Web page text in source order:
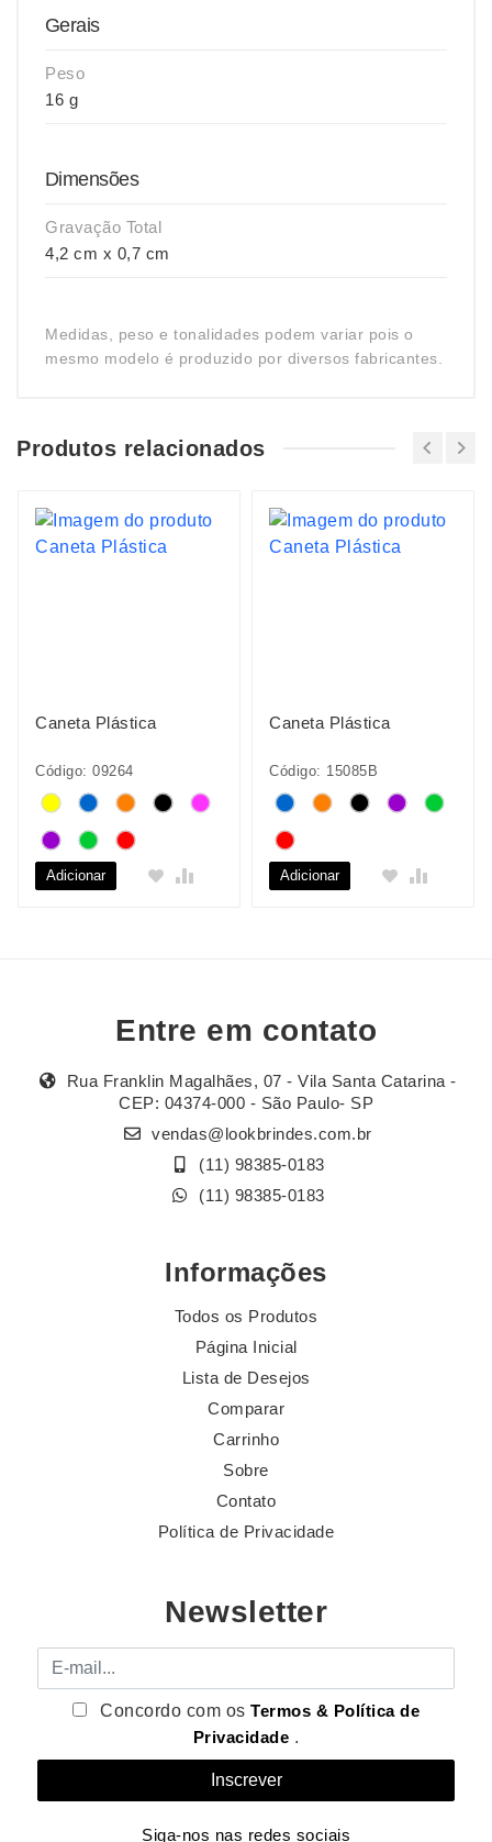
Gerais
Peso
16 g
Dimensões
Gravação Total
4,2 cm x 0,7 cm
Medidas, peso e tonalidades podem variar pois o
mesmo modelo é produzido por diversos fabricantes.
Produtos relacionados
Caneta Plástica
Código: 09264
Adicionar
Caneta Plástica
Código: 15085B
Adicionar
Entre em contato
Rua Franklin Magalhães, 07 - Vila Santa Catarina -
CEP: 04374-000 - São Paulo- SP
vendas@lookbrindes.com.br
(11) 98385-0183
(11) 98385-0183
Informações
Todos os Produtos
Página Inicial
Lista de Desejos
Comparar
Carrinho
Sobre
Contato
Política de Privacidade
Newsletter
E-mail
Concordo com osTermos & Política de
Privacidade .
Siga-nos nas redes sociais